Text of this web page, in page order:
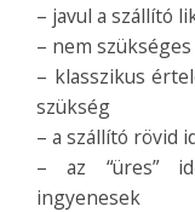
– javul a szállító
– nem
– klasszikus
szükség
– a szállító rövid
– az “üres”
ingyenesek